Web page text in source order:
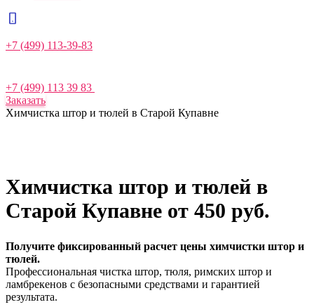
+7 (499) 113-39-83
+7 (499) 113 39 83
Заказать
Химчистка штор и тюлей в Старой Купавне
Химчистка штор и тюлей в
Старой Купавне от 450 руб.
Получите фиксированный расчет цены химчистки штор и
тюлей.
Профессиональная чистка штор, тюля, римских штор и
ламбрекенов с безопасными средствами и гарантией
результата.